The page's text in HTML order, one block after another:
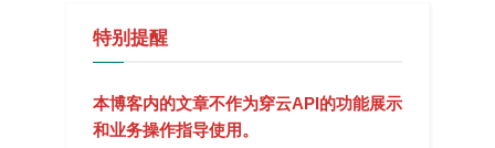
特别提醒
本博客内的文章不作为穿云API的功能展示
和业务操作指导使用。